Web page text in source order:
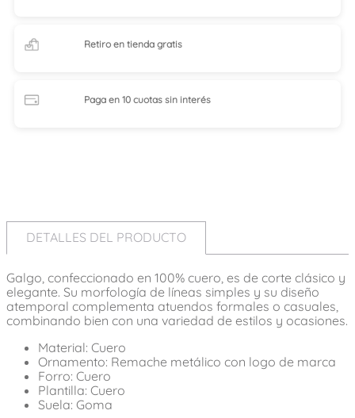
Retiro en tiendagratis
Paga en 10 cuotassin interés
DETALLES DEL PRODUCTO
Galgo, confeccionado en 100% cuero, es de corte clásico y
elegante. Su morfología de líneas simples y su diseño
atemporal complementa atuendos formales o casuales,
combinando bien con una variedad de estilos y ocasiones.
Material: Cuero
Ornamento: Remache metálico con logo de marca
Forro: Cuero
Plantilla: Cuero
Suela: Goma